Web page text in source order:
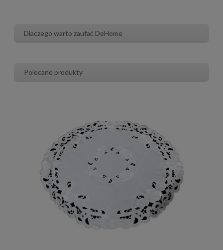
Dlaczego warto zaufać DeHome
Polecane produkty